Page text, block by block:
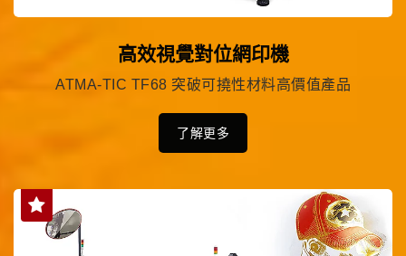
高效視覺對位網印機
ATMA-TIC TF68 突破可撓性材料高價值產品
了解更多